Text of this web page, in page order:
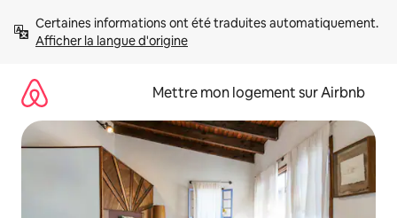
directement
Afficher la langue d'origine
Mettre mon logement sur Airbnb